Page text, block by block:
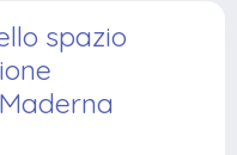
spazio